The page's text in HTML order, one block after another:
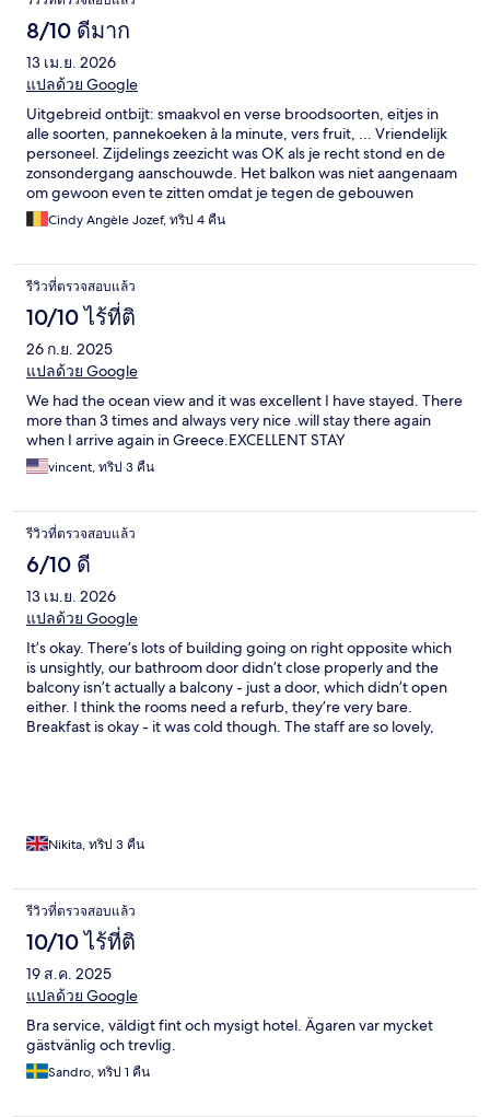
8/10 ดีมาก
13 เม.ย. 2026
แปลด้วย Google
Uitgebreid ontbijt: smaakvol en verse broodsoorten, eitjes in
alle soorten, pannekoeken à la minute, vers fruit, ... Vriendelijk
personeel. Zijdelings zeezicht was OK als je recht stond en de
zonsondergang aanschouwde. Het balkon was niet aangenaam
om gewoon even te zitten omdat je tegen de gebouwen
aankeek. Locatie is geweldig met het strand zo dichtbij en op 5 à
10 minuten van het drukkere centrum, winkeltjes en restaurants
Cindy Angèle Jozef, ทริป 4 คืน
รีวิวที่ตรวจสอบแล้ว
10/10 ไร้ที่ติ
26 ก.ย. 2025
แปลด้วย Google
We had the ocean view and it was excellent I have stayed. There
more than 3 times and always very nice .will stay there again
when I arrive again in Greece.EXCELLENT STAY
vincent, ทริป 3 คืน
รีวิวที่ตรวจสอบแล้ว
6/10 ดี
13 เม.ย. 2026
แปลด้วย Google
It’s okay. There’s lots of building going on right opposite which
is unsightly, our bathroom door didn’t close properly and the
balcony isn’t actually a balcony - just a door, which didn’t open
either. I think the rooms need a refurb, they’re very bare.
Breakfast is okay - it was cold though. The staff are so lovely,
Nikita, ทริป 3 คืน
รีวิวที่ตรวจสอบแล้ว
10/10 ไร้ที่ติ
19 ส.ค. 2025
แปลด้วย Google
Bra service, väldigt fint och mysigt hotel. Ägaren var mycket
gästvänlig och trevlig.
Sandro, ทริป 1 คืน